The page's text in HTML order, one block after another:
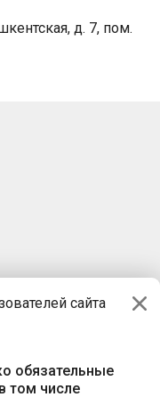
сайта
обязательные
том числе
д. 7, пом.
пр-т Независимости